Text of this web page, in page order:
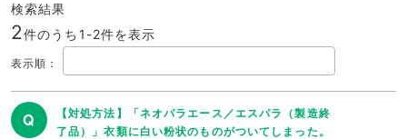
検索結果
2件のうち1-2件を表示
表示順 ：
Q
【対処方法】「ネオパラエース／エスパラ（製造終
了品）」衣類に白い粉状のものがついてしまった。